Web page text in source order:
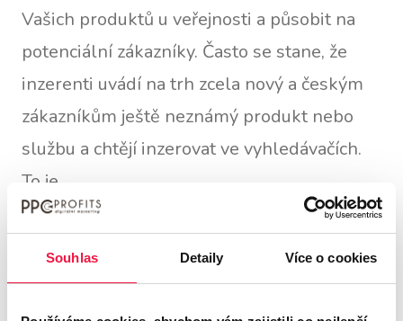
Souhlas Detaily Více o cookies
Vašich produktů u veřejnosti a působit na
potenciální zákazníky. Často se stane, že
inzerenti uvádí na trh zcela nový a českým
zákazníkům ještě neznámý produkt nebo
službu a chtějí inzerovat ve vyhledávačích.
To je
samozřejmě neefektivní a zcela špatné
řešení. Produkty, které nikdo nezná, ani
nikdo nehledá. Zde by bylo zcela na místě
zpracovat reklamní kampaň na podporu